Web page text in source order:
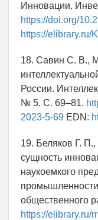
Инновации.
https://doi.org/
https://elibrary.ru/
18. Савин С. В.,
России.
№ 5. С. 69–81.
2023-5-69 EDN:
19. Беляков Г.
сущность
наукоемкого
общественного
https://elibrary.ru/